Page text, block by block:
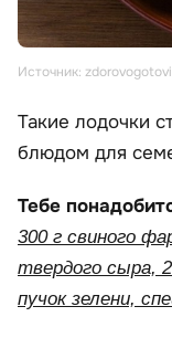
Источник:
Такие лодочки
блюдом для
Тебе
300 г свиного
твердого сыра,
пучок зелени,